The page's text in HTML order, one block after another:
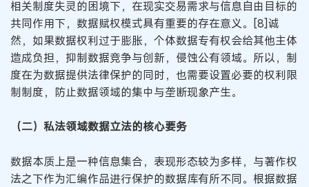
相关制度失灵的困境下，在现实交易需求与信息自由目标的
共同作用下，数据赋权模式具有重要的存在意义。[8]诚
然，如果数据权利过于膨胀，个体数据专有权会给其他主体
造成负担，抑制数据竞争与创新，侵蚀公有领域。所以，制
度在为数据提供法律保护的同时，也需要设置必要的权利限
制制度，防止数据领域的集中与垄断现象产生。
（二）私法领域数据立法的核心要务
数据本质上是一种信息集合，表现形态较为多样，与著作权
法之下作为汇编作品进行保护的数据库有所不同。根据数据